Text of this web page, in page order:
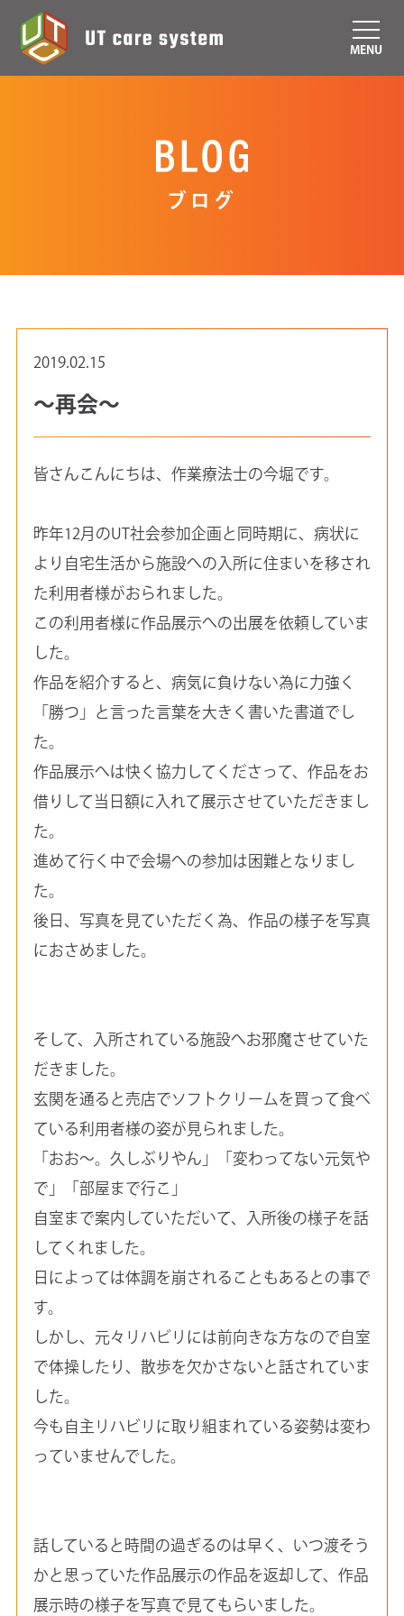
MENU
ブログ
2019.02.15
～再会～
皆さんこんにちは、作業療法士の今堀です。
昨年12月のUT社会参加企画と同時期に、病状に
より自宅生活から施設への入所に住まいを移され
た利用者様がおられました。
この利用者様に作品展示への出展を依頼していま
した。
作品を紹介すると、病気に負けない為に力強く
「勝つ」と言った言葉を大きく書いた書道でし
た。
作品展示へは快く協力してくださって、作品をお
借りして当日額に入れて展示させていただきまし
た。
進めて行く中で会場への参加は困難となりまし
た。
後日、写真を見ていただく為、作品の様子を写真
におさめました。
そして、入所されている施設へお邪魔させていた
だきました。
玄関を通ると売店でソフトクリームを買って食べ
ている利用者様の姿が見られました。
「おお～。久しぶりやん」「変わってない元気や
で」「部屋まで行こ」
自室まで案内していただいて、入所後の様子を話
してくれました。
日によっては体調を崩されることもあるとの事で
す。
しかし、元々リハビリには前向きな方なので自室
で体操したり、散歩を欠かさないと話されていま
した。
今も自主リハビリに取り組まれている姿勢は変わ
っていませんでした。
話していると時間の過ぎるのは早く、いつ渡そう
かと思っていた作品展示の作品を返却して、作品
展示時の様子を写真で見てもらいました。